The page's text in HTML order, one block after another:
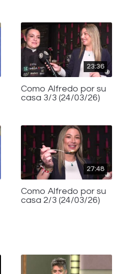
23:36
Como Alfredo por su
casa 3/3 (24/03/26)
27:48
Como Alfredo por su
casa 2/3 (24/03/26)